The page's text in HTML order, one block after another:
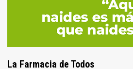
La Farmacia de Todos